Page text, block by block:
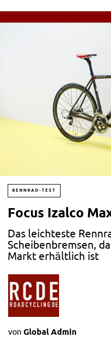
RENNRAD-TEST
Focus Izalco
Das leichteste
Scheibenbremsen,
Markt erhältlich ist
von Global Admin